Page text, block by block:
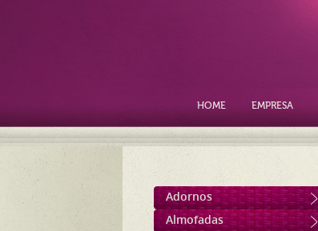
HOME EMPRESA
Adornos
Almofadas